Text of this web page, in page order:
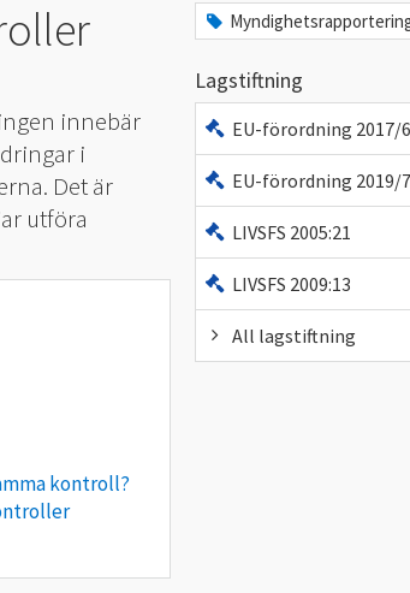
innebär
i
Det är
utföra
kontroll?
Lagstiftning
EU-förordning 2017/
EU-förordning 2019/
LIVSFS 2005:21
LIVSFS 2009:13
All lagstiftning